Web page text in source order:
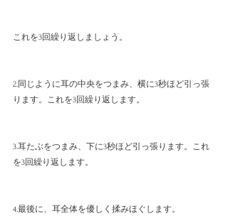
これを3回繰り返しましょう。
2.同じように耳の中央をつまみ、横に3秒ほど引っ張
ります。これを3回繰り返します。
3.耳たぶをつまみ、下に3秒ほど引っ張ります。これ
を3回繰り返します。
4.最後に、耳全体を優しく揉みほぐします。